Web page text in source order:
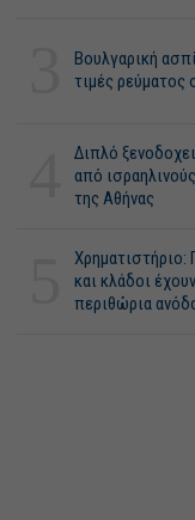
Βουλγαρική
τιμές ρεύματος
Διπλό
από
της Αθήνας
Χρηματιστήριο:
και κλάδοι
περιθώρια